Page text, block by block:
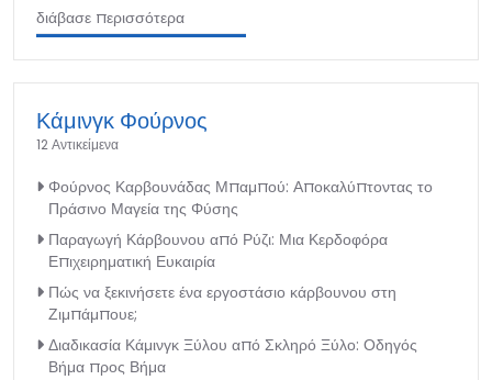
διάβασε περισσότερα
Κάμινγκ Φούρνος
12 Αντικείμενα
Φούρνος Καρβουνάδας Μπαμπού: Αποκαλύπτοντας το
Πράσινο Μαγεία της Φύσης
Παραγωγή Κάρβουνου από Ρύζι: Μια Κερδοφόρα
Επιχειρηματική Ευκαιρία
Πώς να ξεκινήσετε ένα εργοστάσιο κάρβουνου στη
Ζιμπάμπουε;
Διαδικασία Κάμινγκ Ξύλου από Σκληρό Ξύλο: Οδηγός
Βήμα προς Βήμα